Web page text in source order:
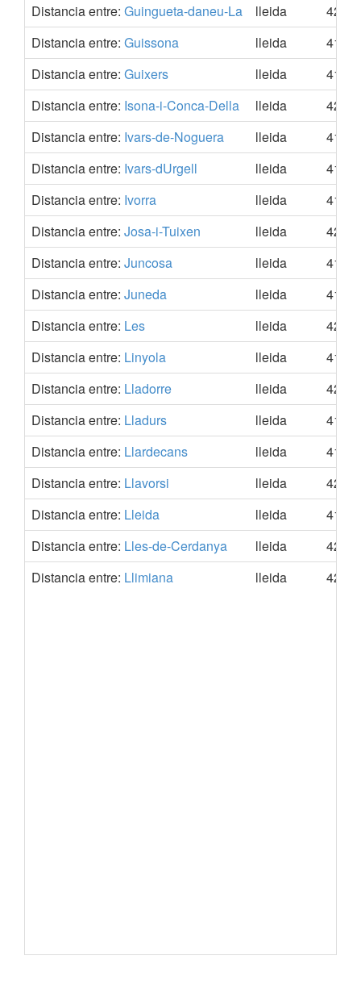
Distancia entre: Guingueta-daneu-La lleida
Distancia entre: Guissona lleida
Distancia entre: Guixers lleida
Distancia entre: Isona-i-Conca-Della lleida
Distancia entre: Ivars-de-Noguera lleida
Distancia entre: Ivars-dUrgell lleida
Distancia entre: Ivorra lleida
Distancia entre: Josa-i-Tuixen lleida
Distancia entre: Juncosa lleida
Distancia entre: Juneda lleida
Distancia entre: Les lleida
Distancia entre: Linyola lleida
Distancia entre: Lladorre lleida
Distancia entre: Lladurs lleida
Distancia entre: Llardecans lleida
Distancia entre: Llavorsi lleida
Distancia entre: Lleida lleida
Distancia entre: Lles-de-Cerdanya lleida
Distancia entre: Llimiana lleida